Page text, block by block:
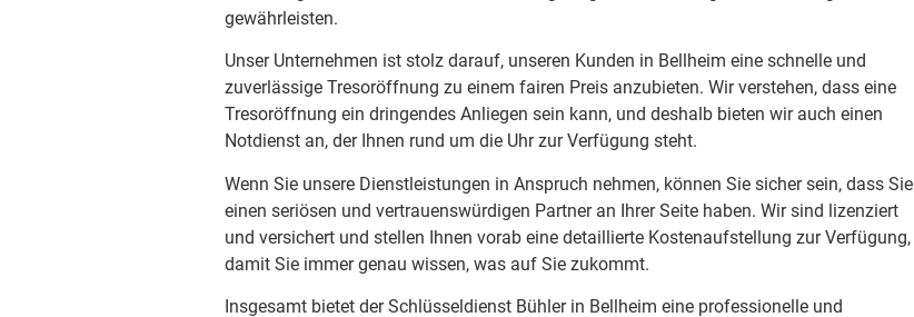
gewährleisten.
Unser Unternehmen ist stolz darauf, unseren Kunden in Bellheim eine schnelle und
zuverlässige Tresoröffnung zu einem fairen Preis anzubieten. Wir verstehen, dass eine
Tresoröffnung ein dringendes Anliegen sein kann, und deshalb bieten wir auch einen
Notdienst an, der Ihnen rund um die Uhr zur Verfügung steht.
Wenn Sie unsere Dienstleistungen in Anspruch nehmen, können Sie sicher sein, dass Sie
einen seriösen und vertrauenswürdigen Partner an Ihrer Seite haben. Wir sind lizenziert
und versichert und stellen Ihnen vorab eine detaillierte Kostenaufstellung zur Verfügung,
damit Sie immer genau wissen, was auf Sie zukommt.
Insgesamt bietet der Schlüsseldienst Bühler in Bellheim eine professionelle und